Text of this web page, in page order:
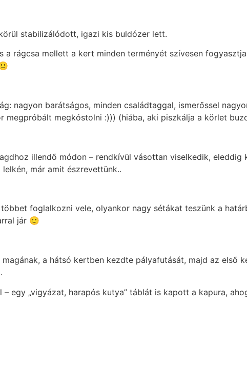
stabilizálódott, igazi kis buldózer lett.
a rágcsa mellett a kert minden terményét szívesen
nagyon barátságos, minden családtaggal, ismerőssel
megpróbált megkóstolni :))) (hiába, aki piszkálja a körlet
illendő módon – rendkívül vásottan viselkedik,
már amit észrevettünk..
foglalkozni vele, olyankor nagy sétákat teszünk a
jár 🙂
a hátsó kertben kezdte pályafutását, majd az első
– egy „vigyázat, harapós kutya” táblát is kapott a kapura,